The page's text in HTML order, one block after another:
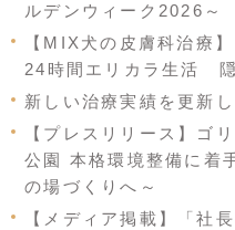
ルデンウィーク2026～
【MIX犬の皮膚科治療
24時間エリカラ生活
新しい治療実績を更新し
【プレスリリース】ゴ
公園 本格環境整備に着
の場づくりへ～
【メディア掲載】「社